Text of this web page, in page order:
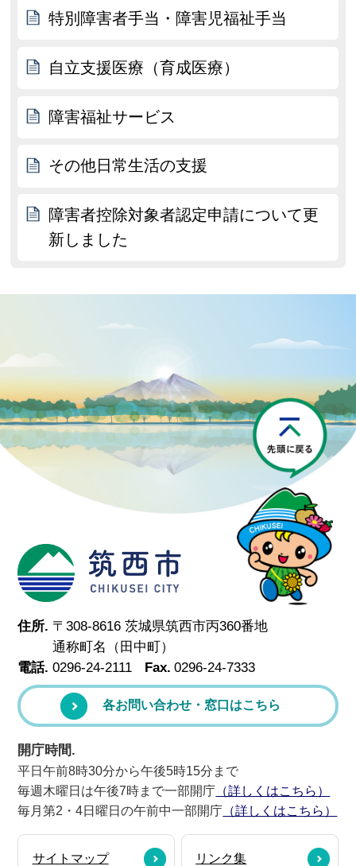
特別障害者手当・障害児福祉手当
自立支援医療（育成医療）
障害福祉サービス
その他日常生活の支援
障害者控除対象者認定申請について更
新しました
筑西市
住所. 〒308-8616 茨城県筑西市丙360番地
通称町名（田中町）
電話. 0296-24-2111 Fax. 0296-24-7333
各お問い合わせ・窓口はこちら
開庁時間.
平日午前8時30分から午後5時15分まで
毎週木曜日は午後7時まで一部開庁 （詳しくはこちら）
毎月第2・4日曜日の午前中一部開庁 （詳しくはこちら）
サイトマップ リンク集